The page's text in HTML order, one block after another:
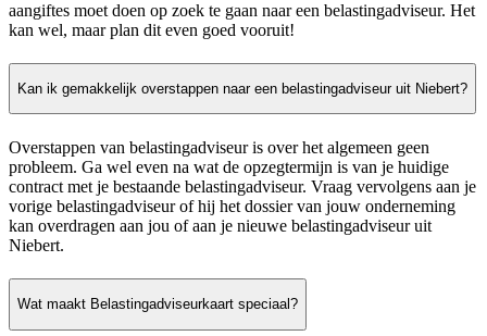
aangiftes moet doen op zoek te gaan naar een belastingadviseur. Het
kan wel, maar plan dit even goed vooruit!
Kan ik gemakkelijk overstappen naar een belastingadviseur uit Niebert?
Overstappen van belastingadviseur is over het algemeen geen
probleem. Ga wel even na wat de opzegtermijn is van je huidige
contract met je bestaande belastingadviseur. Vraag vervolgens aan je
vorige belastingadviseur of hij het dossier van jouw onderneming
kan overdragen aan jou of aan je nieuwe belastingadviseur uit
Niebert.
Wat maakt Belastingadviseurkaart speciaal?